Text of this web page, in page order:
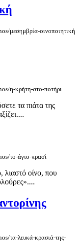
μεσημβρία-οινοποιητική
η-κρήτη-στο-ποτήρι
τα πιάτα της
το-άγιο-κρασί
λιαστό οίνο, που
τα-λευκά-κρασιά-της-